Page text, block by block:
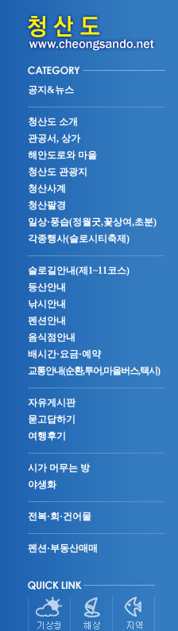
공지&뉴스
청산도 소개
관공서, 상가
해안도로와 마을
청산도 관광지
청산사계
청산팔경
일상·풍습(정월굿,꽃상여,초분)
각종행사(슬로시티축제)
슬로길안내(제1~11코스)
등산안내
낚시안내
펜션안내
음식점안내
배시간·요금·예약
교통안내(순환,투어,마을버스,택시)
자유게시판
묻고답하기
여행후기
시가 머무는 방
야생화
전복·회·건어물
펜션·부동산매매